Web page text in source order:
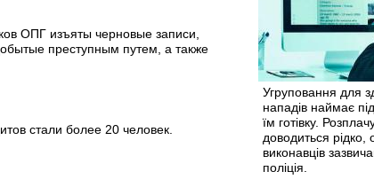
ОПГ изъяты черновые записи,
преступным путем, а также
стали более 20 человек.
Угруповання для
нападів наймає
їм готівку.
доводиться рідко,
виконавців
поліція.